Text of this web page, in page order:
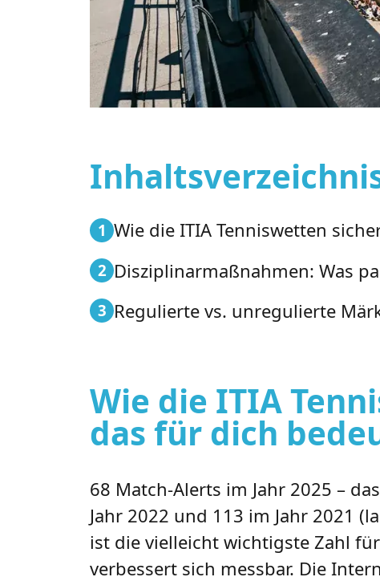
Wie die ITIA Tenniswetten
Disziplinarmaßnahmen: Was
Regulierte vs. unregulierte
Wie die ITIA
das für dich
68 Match-Alerts im Jahr 2025 –
Jahr 2022 und 113 im Jahr 2021
ist die vielleicht wichtigste Zahl
verbessert sich messbar. Die